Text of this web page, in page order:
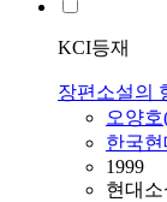
KCI등재
장편소설의
오양호
한국현
1999
현대